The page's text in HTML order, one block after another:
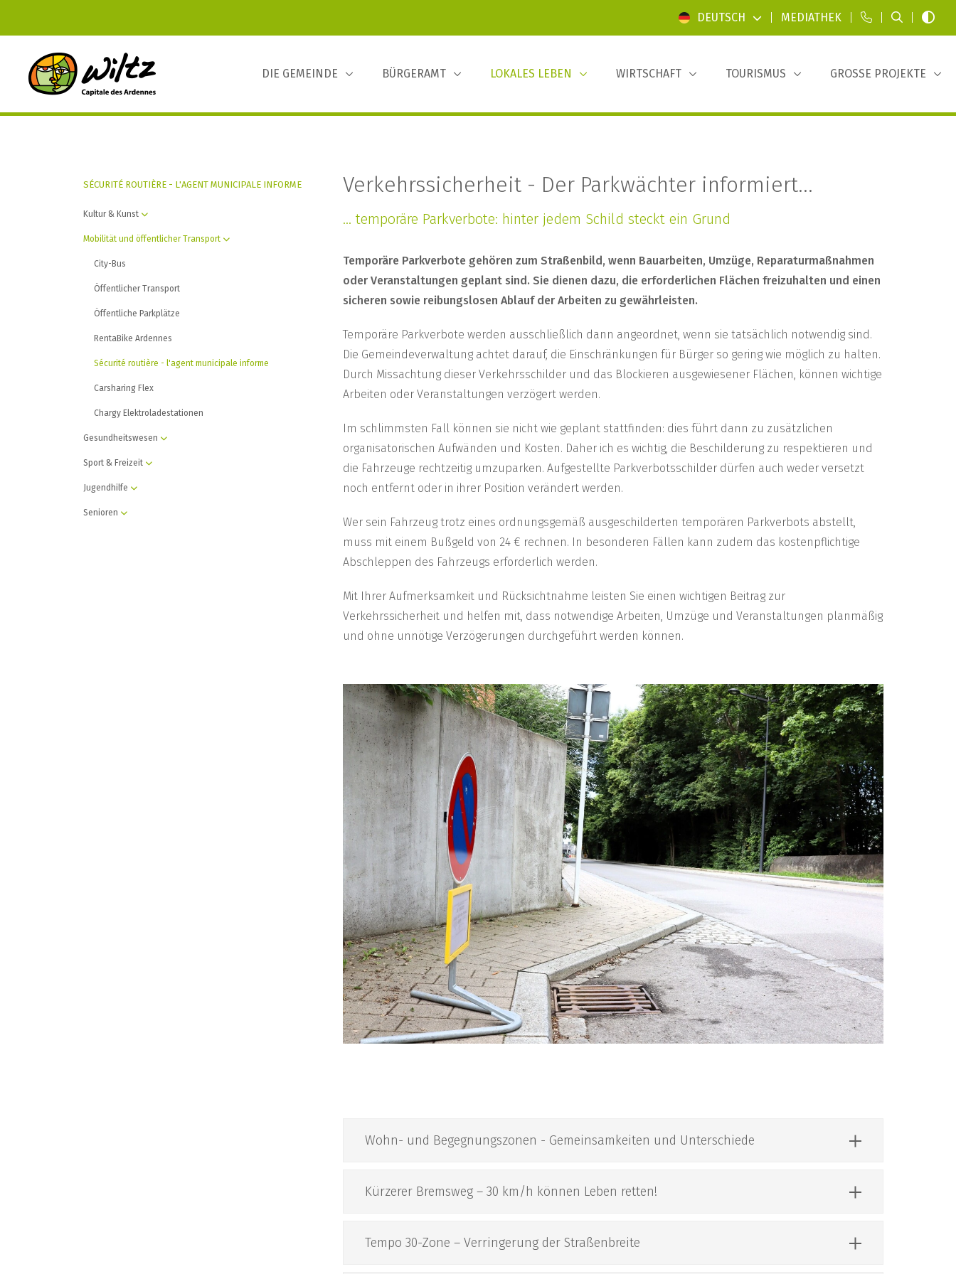
DEUTSCH MEDIATHEK
DIE GEMEINDE BÜRGERAMT LOKALES LEBEN WIRTSCHAFT TOURISMUS GROSSE PROJEKTE
SÉCURITÉ ROUTIÈRE - L'AGENT MUNICIPALE INFORME
Kultur & Kunst
Mobilität und öffentlicher Transport
City-Bus
Öffentlicher Transport
Öffentliche Parkplätze
RentaBike Ardennes
Sécurité routière - l'agent municipale informe
Carsharing Flex
Chargy Elektroladestationen
Gesundheitswesen
Sport & Freizeit
Jugendhilfe
Senioren
Verkehrssicherheit - Der Parkwächter informiert...
... temporäre Parkverbote: hinter jedem Schild steckt ein Grund
Temporäre Parkverbote gehören zum Straßenbild, wenn Bauarbeiten, Umzüge, Reparaturmaßnahmen
oder Veranstaltungen geplant sind. Sie dienen dazu, die erforderlichen Flächen freizuhalten und einen
sicheren sowie reibungslosen Ablauf der Arbeiten zu gewährleisten.
Temporäre Parkverbote werden ausschließlich dann angeordnet, wenn sie tatsächlich notwendig sind.
Die Gemeindeverwaltung achtet darauf, die Einschränkungen für Bürger so gering wie möglich zu halten.
Durch Missachtung dieser Verkehrsschilder und das Blockieren ausgewiesener Flächen, können wichtige
Arbeiten oder Veranstaltungen verzögert werden.
Im schlimmsten Fall können sie nicht wie geplant stattfinden: dies führt dann zu zusätzlichen
organisatorischen Aufwänden und Kosten. Daher ich es wichtig, die Beschilderung zu respektieren und
die Fahrzeuge rechtzeitig umzuparken. Aufgestellte Parkverbotsschilder dürfen auch weder versetzt
noch entfernt oder in ihrer Position verändert werden.
Wer sein Fahrzeug trotz eines ordnungsgemäß ausgeschilderten temporären Parkverbots abstellt,
muss mit einem Bußgeld von 24 € rechnen. In besonderen Fällen kann zudem das kostenpflichtige
Abschleppen des Fahrzeugs erforderlich werden.
Mit Ihrer Aufmerksamkeit und Rücksichtnahme leisten Sie einen wichtigen Beitrag zur
Verkehrssicherheit und helfen mit, dass notwendige Arbeiten, Umzüge und Veranstaltungen planmäßig
und ohne unnötige Verzögerungen durchgeführt werden können.
Wohn- und Begegnungszonen - Gemeinsamkeiten und Unterschiede
Kürzerer Bremsweg – 30 km/h können Leben retten!
Tempo 30-Zone – Verringerung der Straßenbreite